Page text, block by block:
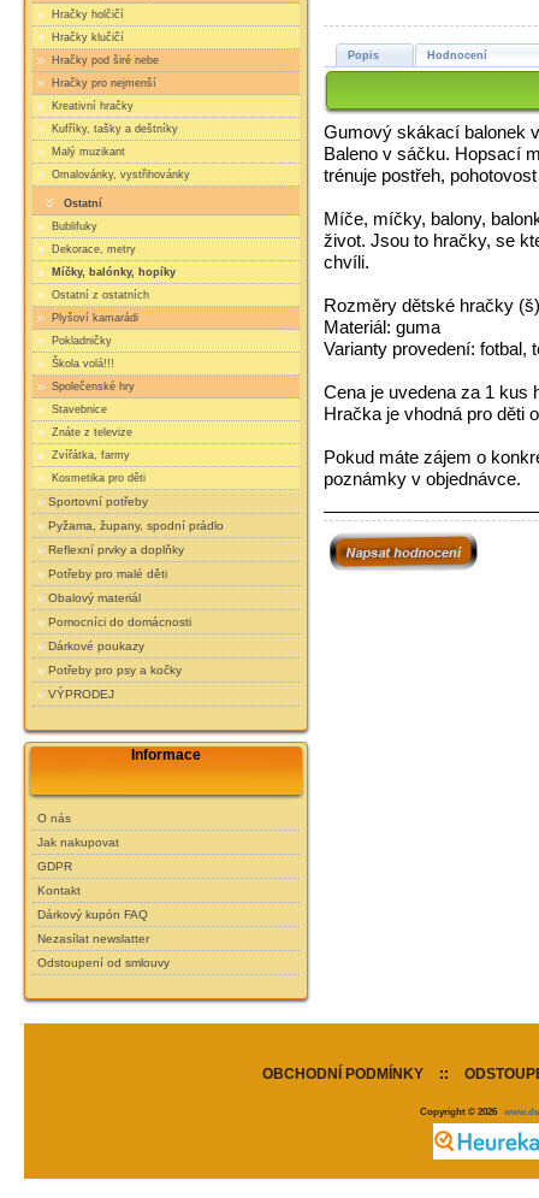
Hračky holčičí
Hračky klučičí
Hračky pod širé nebe
Hračky pro nejmenší
Kreativní hračky
Kufříky, tašky a deštníky
Malý muzikant
Omalovánky, vystřihovánky
Ostatní
Bublifuky
Dekorace, metry
Míčky, balónky, hopíky
Ostatní z ostatních
Plyšoví kamarádi
Pokladničky
Škola volá!!!
Společenské hry
Stavebnice
Znáte z televize
Zvířátka, farmy
Kosmetika pro děti
Sportovní potřeby
Pyžama, župany, spodní prádlo
Reflexní prvky a doplňky
Potřeby pro malé děti
Obalový materiál
Pomocníci do domácnosti
Dárkové poukazy
Potřeby pro psy a kočky
VÝPRODEJ
Informace
O nás
Jak nakupovat
GDPR
Kontakt
Dárkový kupón FAQ
Nezasílat newslatter
Odstoupení od smlouvy
Popis Hodnocení
Gumový skákací balonek
Baleno v sáčku. Hopsací
trénuje postřeh,
Míče, míčky, balony,
život. Jsou to hračky, se
chvíli.
Rozměry dětské hračky
Materiál: guma
Varianty provedení: fotbal,
Cena je uvedena za 1 kus
Hračka je vhodná pro děti
Pokud máte zájem o
poznámky v objednávce.
OBCHODNÍ PODMÍNKY ::
Copyright © 2026